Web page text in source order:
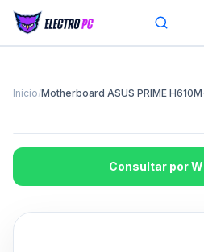
Inicio/Motherboard ASUS PRIME
Consultar por